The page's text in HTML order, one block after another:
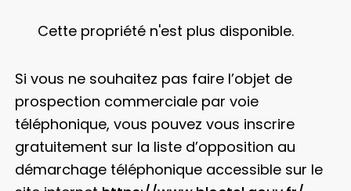
Cette propriété n'est plus disponible.
Si vous ne souhaitez pas faire l’objet de
prospection commerciale par voie
téléphonique, vous pouvez vous inscrire
gratuitement sur la liste d’opposition au
démarchage téléphonique accessible sur le